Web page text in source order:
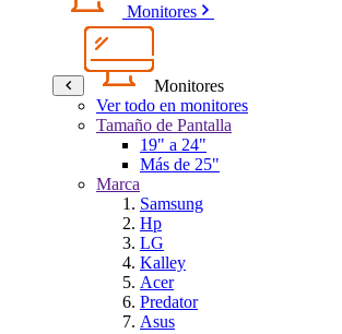
Monitores
Monitores
Ver todo en monitores
Tamaño de Pantalla
19" a 24"
Más de 25"
Marca
Samsung
Hp
LG
Kalley
Acer
Predator
Asus